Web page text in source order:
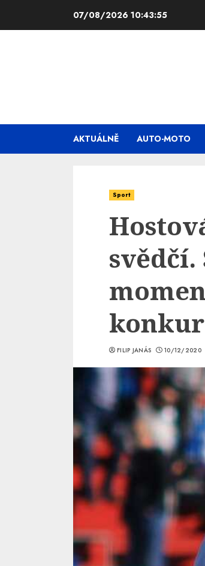
07/08/2026 10:43:56
AKTUÁLNĚ AUTO-MOTO
Sport
FILIP JANÁS 10/12/2020